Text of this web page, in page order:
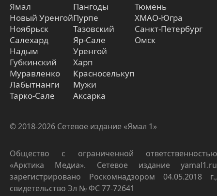
Ямал
Новый Уренгой
Ноябрьск
Салехард
Надым
Губкинский
Муравленко
Лабытнанги
Тарко-Сале
Пангоды
Пурпе
Тазовский
Яр-Сале
Уренгой
Харп
Красноселькуп
Мужи
Аксарка
Тюмень
ХМАО-Югра
Санкт-Петербург
Омск
© 2018-2026 Сетевое издание «Ямал 1»
Общество с ограниченной ответственностью
«Арктика Медиа». Сетевое издание yamal1.ru
зарегистрировано Роскомнадзором 04.05.2018 г.,
свидетельство Эл № ФС 77-72641